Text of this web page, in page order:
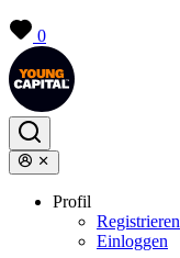
0
Profil
Registrieren
Einloggen